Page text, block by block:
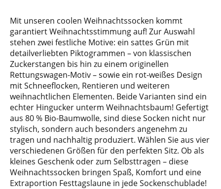
Mit unseren coolen Weihnachtssocken kommt
garantiert Weihnachtsstimmung auf! Zur Auswahl
stehen zwei festliche Motive: ein sattes Grün mit
detailverliebten Piktogrammen – von klassischen
Zuckerstangen bis hin zu einem originellen
Rettungswagen-Motiv – sowie ein rot-weißes Design
mit Schneeflocken, Rentieren und weiteren
weihnachtlichen Elementen. Beide Varianten sind ein
echter Hingucker unterm Weihnachtsbaum! Gefertigt
aus 80 % Bio-Baumwolle, sind diese Socken nicht nur
stylisch, sondern auch besonders angenehm zu
tragen und nachhaltig produziert. Wählen Sie aus vier
verschiedenen Größen für den perfekten Sitz. Ob als
kleines Geschenk oder zum Selbsttragen – diese
Weihnachtssocken bringen Spaß, Komfort und eine
Extraportion Festtagslaune in jede Sockenschublade!